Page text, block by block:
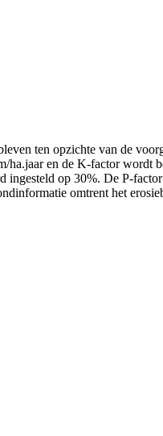
ten opzichte van de
en de K-factor wordt
op 30%. De P-
omtrent het